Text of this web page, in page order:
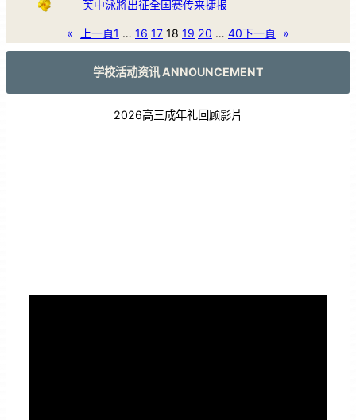
芙中泳將出征全国赛传来捷报
« 上一頁1 … 16 17 18 19 20 … 40下一頁 »
学校活动资讯 ANNOUNCEMENT
2026高三成年礼回顾影片